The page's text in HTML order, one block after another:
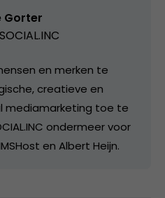
Gorter
SOCIAL.INC
en merken te
creatieve en
mediamarketing toe te
ondermeer voor
en Albert Heijn.